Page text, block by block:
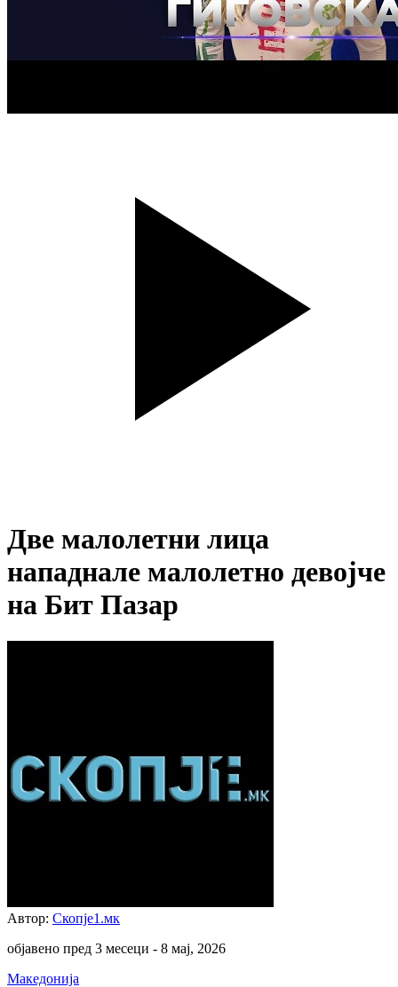
Две малолетни лица
нападнале малолетно девојче
на Бит Пазар
Автор: Скопје1.мк
објавено пред 3 месеци - 8 мај, 2026
Македонија